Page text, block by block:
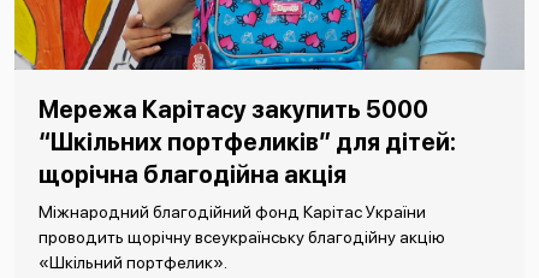
Мережа Карітасу закупить 5000
“Шкільних портфеликів” для дітей:
щорічна благодійна акція
Міжнародний благодійний фонд Карітас України
проводить щорічну всеукраїнську благодійну акцію
«Шкільний портфелик».